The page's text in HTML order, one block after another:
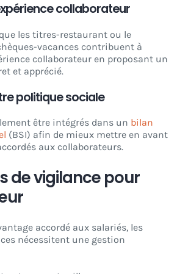
collaborateur
les titres-restaurant ou le
vacances contribuent à
collaborateur en proposant un
et apprécié.
politique sociale
être intégrés dans un bilan
(BSI) afin de mieux mettre en avant
aux collaborateurs.
de vigilance pour
accordé aux salariés, les
nécessitent une gestion